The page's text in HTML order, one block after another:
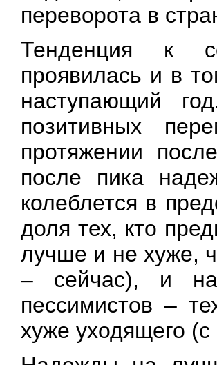
переворота в
Тенденция к
проявилась и в
наступающий
позитивных
протяжении
после пика
колеблется в
доля тех, кто
лучше и не хуже,
– сейчас), и
пессимистов –
хуже уходящего